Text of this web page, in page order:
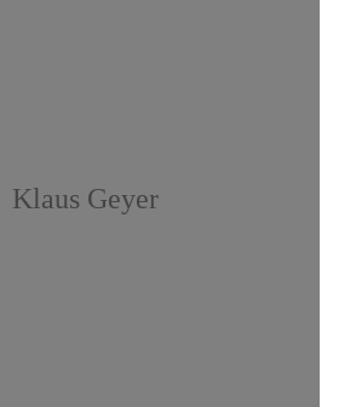
Klaus Geyer